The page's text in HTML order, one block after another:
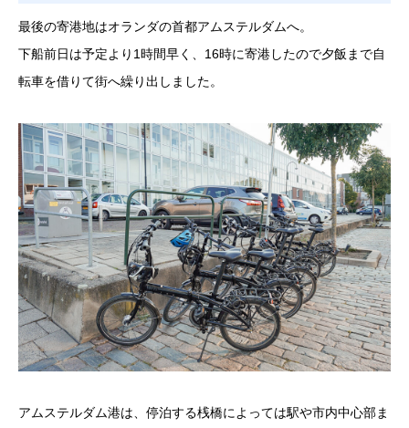
最後の寄港地はオランダの首都アムステルダムへ。
下船前日は予定より1時間早く、16時に寄港したので夕飯まで自
転車を借りて街へ繰り出しました。
アムステルダム港は、停泊する桟橋によっては駅や市内中心部ま